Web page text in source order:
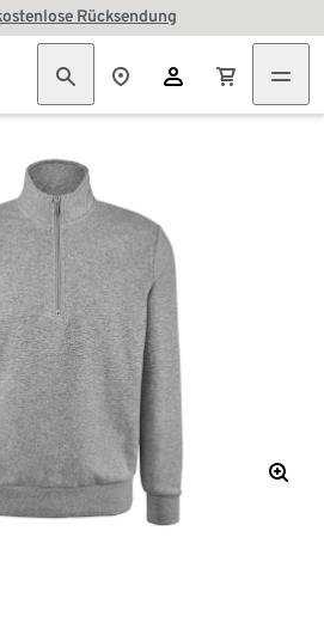
Rücksendung